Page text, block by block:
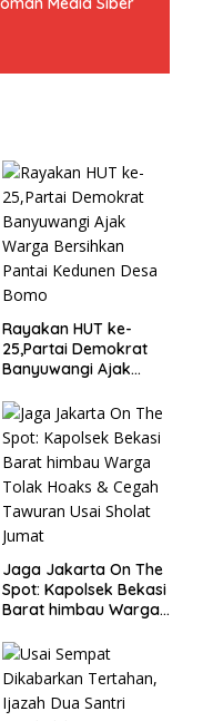
Rayakan HUT ke-
25,Partai Demokrat
Banyuwangi Ajak
Pantai Kedunen Desa
Bomo
Jaga Jakarta On The
Spot: Kapolsek Bekasi
Barat himbau Warga
Tawuran Usai Sholat
Jumat